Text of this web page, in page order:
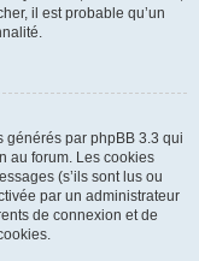
il est probable qu’un
générés par phpBB 3.3 qui
au forum. Les cookies
(s’ils sont lus ou
par un administrateur
de connexion et de